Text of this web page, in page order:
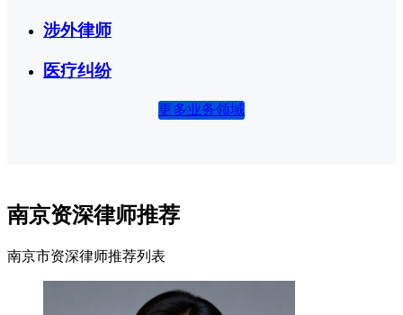
涉外律师
医疗纠纷
更多业务领域
南京资深律师推荐
南京市资深律师推荐列表